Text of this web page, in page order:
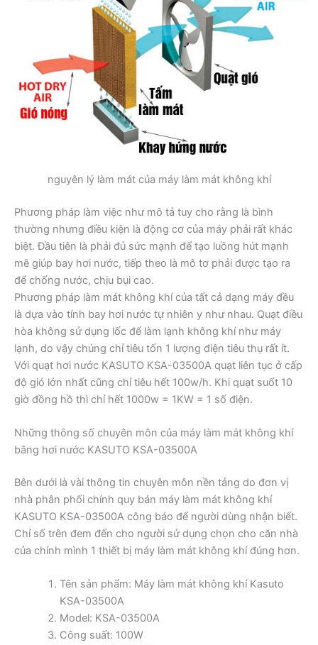
nguyên lý làm mát của máy làm mát không khí
Phương pháp làm việc như mô tả tuy cho rằng là bình
thường nhưng điều kiện là động cơ của máy phải rất khác
biệt. Đầu tiên là phải đủ sức mạnh để tạo luồng hút mạnh
mẽ giúp bay hơi nước, tiếp theo là mô tơ phải được tạo ra
để chống nước, chịu bụi cao.
Phương pháp làm mát không khí của tất cả dạng máy đều
là dựa vào tính bay hơi nước tự nhiên y như nhau. Quạt điều
hòa không sử dụng lốc để làm lạnh không khí như máy
lạnh, do vậy chúng chỉ tiêu tốn 1 lượng điện tiêu thụ rất ít.
Với quạt hơi nước KASUTO KSA-03500A quạt liên tục ở cấp
độ gió lớn nhất cũng chỉ tiêu hết 100w/h. Khi quạt suốt 10
giờ đồng hồ thì chỉ hết 1000w = 1KW = 1 số điện.
Những thông số chuyên môn của máy làm mát không khí
bằng hơi nước KASUTO KSA-03500A
Bên dưới là vài thông tin chuyên môn nền tảng do đơn vị
nhà phân phối chính quy bán máy làm mát không khí
KASUTO KSA-03500A công báo để người dùng nhận biết.
Chỉ số trên đem đến cho người sử dụng chọn cho căn nhà
của chính mình 1 thiết bị máy làm mát không khí đúng hơn.
Tên sản phẩm: Máy làm mát không khí Kasuto
KSA-03500A
Model: KSA-03500A
Công suất: 100W